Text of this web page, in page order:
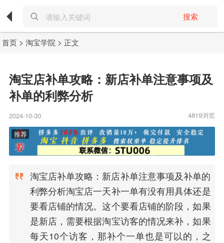
搜索
首页 >淘宝学院 > 正文
淘宝店补单攻略：新店补单注意事项及
补单的利弊分析
2024-10-30 4819浏览
淘宝店补单攻略：新店补单注意事项及补单的
利弊分析淘宝店一天补一单有没有用具体还是
要看店铺的情况。这个要看店铺的阶段，如果
是新店，需要根据淘宝访客的情况来补，如果
每天10个访客，那补个一单也是可以的，之